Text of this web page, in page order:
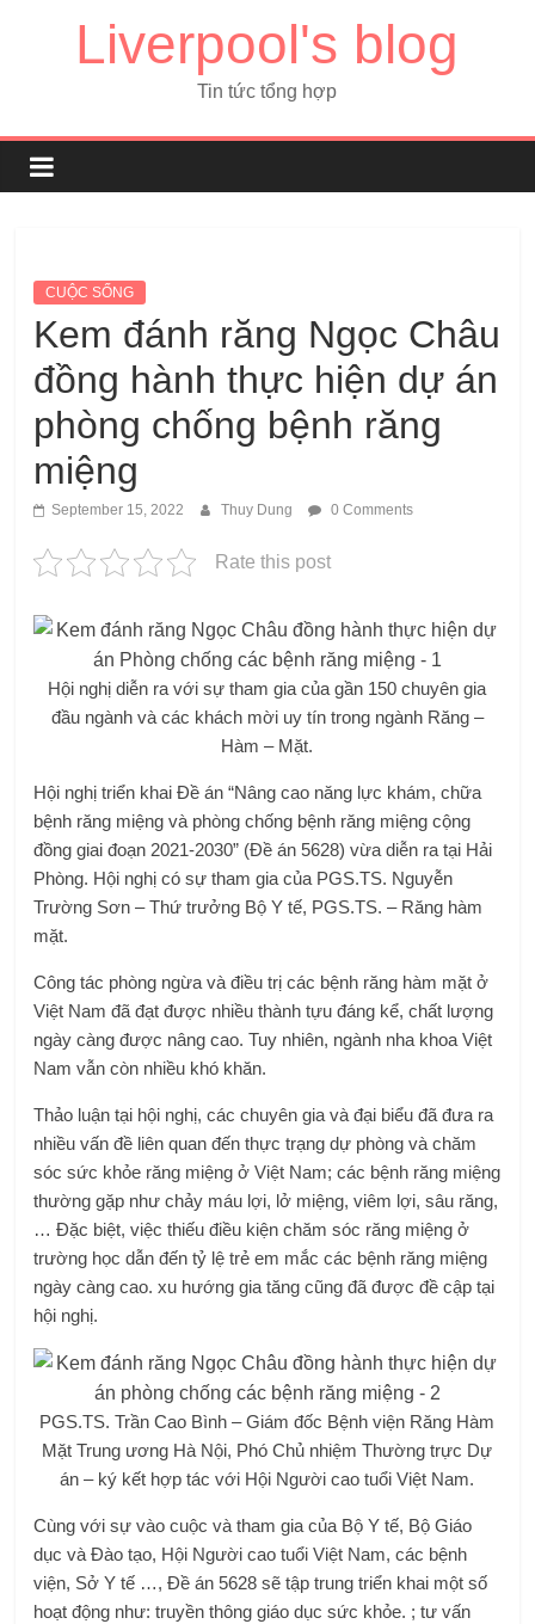
Liverpool's blog
Tin tức tổng hợp
CUỘC SỐNG
Kem đánh răng Ngọc Châu
đồng hành thực hiện dự án
phòng chống bệnh răng
miệng
September 15, 2022 Thuy Dung 0 Comments
Rate this post
Hội nghị diễn ra với sự tham gia của gần 150 chuyên gia
đầu ngành và các khách mời uy tín trong ngành Răng –
Hàm – Mặt.
Hội nghị triển khai Đề án “Nâng cao năng lực khám, chữa
bệnh răng miệng và phòng chống bệnh răng miệng cộng
đồng giai đoạn 2021-2030” (Đề án 5628) vừa diễn ra tại Hải
Phòng. Hội nghị có sự tham gia của PGS.TS. Nguyễn
Trường Sơn – Thứ trưởng Bộ Y tế, PGS.TS. – Răng hàm
mặt.
Công tác phòng ngừa và điều trị các bệnh răng hàm mặt ở
Việt Nam đã đạt được nhiều thành tựu đáng kể, chất lượng
ngày càng được nâng cao. Tuy nhiên, ngành nha khoa Việt
Nam vẫn còn nhiều khó khăn.
Thảo luận tại hội nghị, các chuyên gia và đại biểu đã đưa ra
nhiều vấn đề liên quan đến thực trạng dự phòng và chăm
sóc sức khỏe răng miệng ở Việt Nam; các bệnh răng miệng
thường gặp như chảy máu lợi, lở miệng, viêm lợi, sâu răng,
… Đặc biệt, việc thiếu điều kiện chăm sóc răng miệng ở
trường học dẫn đến tỷ lệ trẻ em mắc các bệnh răng miệng
ngày càng cao. xu hướng gia tăng cũng đã được đề cập tại
hội nghị.
PGS.TS. Trần Cao Bình – Giám đốc Bệnh viện Răng Hàm
Mặt Trung ương Hà Nội, Phó Chủ nhiệm Thường trực Dự
án – ký kết hợp tác với Hội Người cao tuổi Việt Nam.
Cùng với sự vào cuộc và tham gia của Bộ Y tế, Bộ Giáo
dục và Đào tạo, Hội Người cao tuổi Việt Nam, các bệnh
viện, Sở Y tế …, Đề án 5628 sẽ tập trung triển khai một số
hoạt động như: truyền thông giáo dục sức khỏe. ; tư vấn